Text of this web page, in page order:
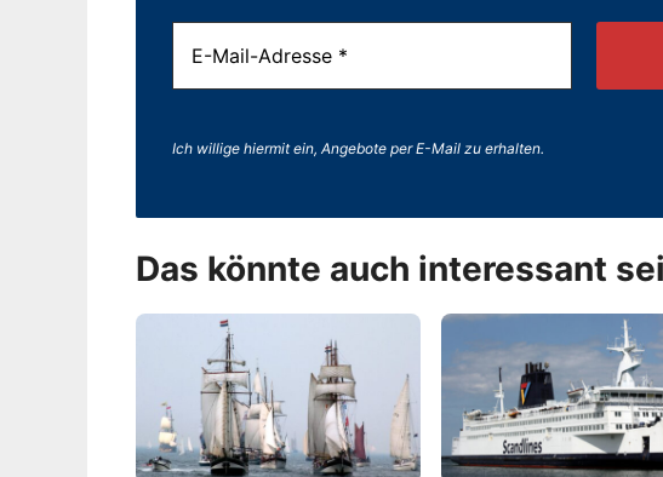
Ich willige hiermit ein, Angebote per E-Mail zu erhalten.
Das könnte auch interessant